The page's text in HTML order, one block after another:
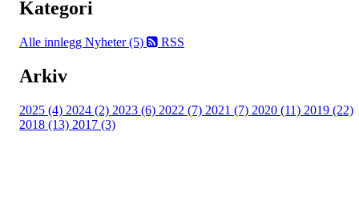
Kategori
Alle innlegg Nyheter (5) RSS
Arkiv
2025 (4) 2024 (2) 2023 (6) 2022 (7) 2021 (7) 2020 (11) 2019 (22)
2018 (13) 2017 (3)